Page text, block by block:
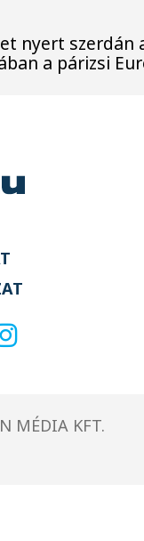
nyert szerdán
a párizsi
MÉDIA KFT.